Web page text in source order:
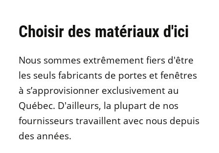
Choisir des matériaux d'ici
Nous sommes extrêmement fiers d'être
les seuls fabricants de portes et fenêtres
à s’approvisionner exclusivement au
Québec. D'ailleurs, la plupart de nos
fournisseurs travaillent avec nous depuis
des années.